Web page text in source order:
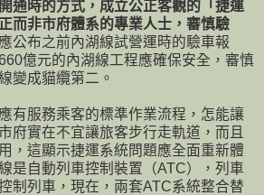
通時的方式，成立公正客觀的「捷運
而非市府體系的專業人士，審慎驗
公布之前內湖線試營運時的驗車報
億元的內湖線工程應確保安全，審慎
變成貓纜第二。
有服務乘客的標準作業流程，怎能讓
府實在不宜讓旅客步行走軌道，而且
，這顯示捷運系統問題應全面重新體
是自動列車控制裝置（ATC），列車
制列車，現在，兩套ATC系統整合替